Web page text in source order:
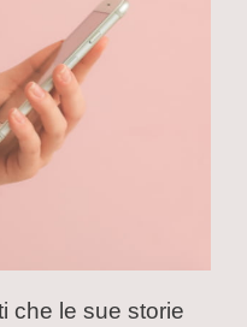
che le sue storie